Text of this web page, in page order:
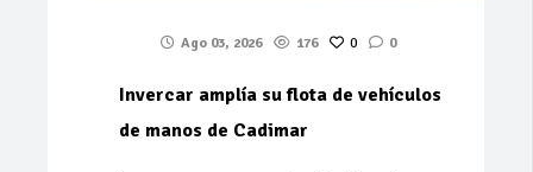
Ago 03, 2026 176 0 0
Invercar amplía su flota de vehículos
de manos de Cadimar